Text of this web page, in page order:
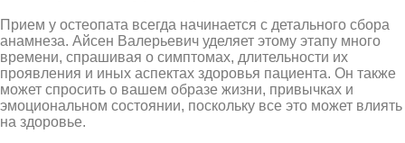
Прием у остеопата всегда начинается с детального сбора
анамнеза. Айсен Валерьевич уделяет этому этапу много
времени, спрашивая о симптомах, длительности их
проявления и иных аспектах здоровья пациента. Он также
может спросить о вашем образе жизни, привычках и
эмоциональном состоянии, поскольку все это может влиять
на здоровье.